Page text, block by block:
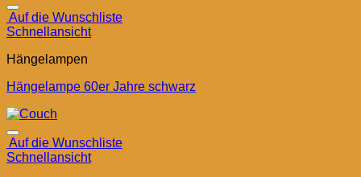
Auf die Wunschliste
Schnellansicht
Hängelampen
Hängelampe 60er Jahre schwarz
Auf die Wunschliste
Schnellansicht